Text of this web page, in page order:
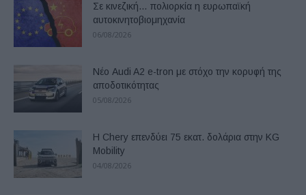
Σε κινεζική… πολιορκία η ευρωπαϊκή
αυτοκινητοβιομηχανία
06/08/2026
Νέο Audi A2 e-tron με στόχο την κορυφή της
αποδοτικότητας
05/08/2026
Η Chery επενδύει 75 εκατ. δολάρια στην KG
Mobility
04/08/2026